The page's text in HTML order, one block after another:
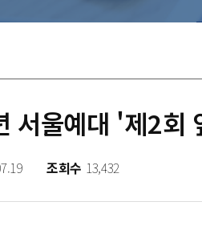
서울예대 '제2회
조회수 13,432